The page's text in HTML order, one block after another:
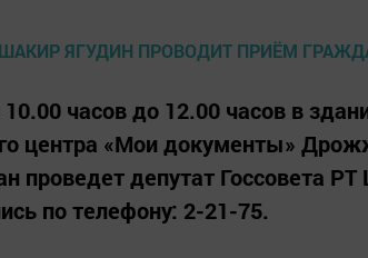
часов до 12.00 часов в
центра «Мои документы»
проведет депутат Госсовета РТ
по телефону: 2-21-75.